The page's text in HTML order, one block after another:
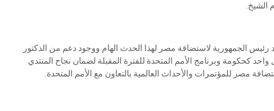
الشيخ.
رئيس الجمهورية لاستضافة مصر لهذا الحدث الهام ووجود دعم من الدكتور
كحكومة وبرنامج الأمم المتحدة للفترة المقبلة لضمان نجاح المنتدي
مصر للمؤتمرات والأحداث العالمية بالتعاون مع الأمم المتحدة.